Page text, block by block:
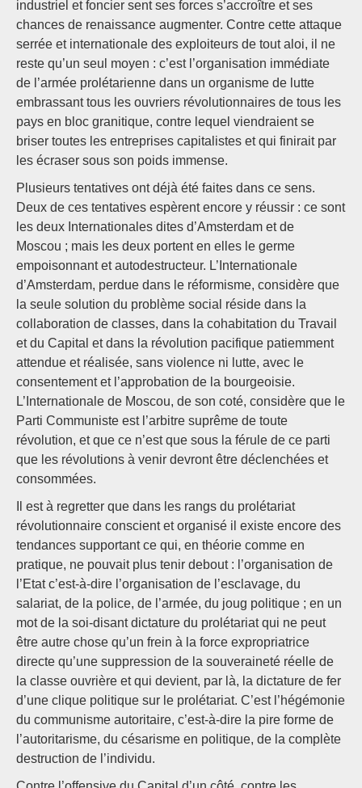
industriel et foncier sent ses forces s’accroître et ses
chances de renaissance augmenter. Contre cette attaque
serrée et internationale des exploiteurs de tout aloi, il ne
reste qu’un seul moyen : c’est l’organisation immédiate
de l’armée prolétarienne dans un organisme de lutte
embrassant tous les ouvriers révolutionnaires de tous les
pays en bloc granitique, contre lequel viendraient se
briser toutes les entreprises capitalistes et qui finirait par
les écraser sous son poids immense.
Plusieurs tentatives ont déjà été faites dans ce sens.
Deux de ces tentatives espèrent encore y réussir : ce sont
les deux Internationales dites d’Amsterdam et de
Moscou ; mais les deux portent en elles le germe
empoisonnant et autodestructeur. L’Internationale
d’Amsterdam, perdue dans le réformisme, considère que
la seule solution du problème social réside dans la
collaboration de classes, dans la cohabitation du Travail
et du Capital et dans la révolution pacifique patiemment
attendue et réalisée, sans violence ni lutte, avec le
consentement et l’approbation de la bourgeoisie.
L’Internationale de Moscou, de son coté, considère que le
Parti Communiste est l’arbitre suprême de toute
révolution, et que ce n’est que sous la férule de ce parti
que les révolutions à venir devront être déclenchées et
consommées.
Il est à regretter que dans les rangs du prolétariat
révolutionnaire conscient et organisé il existe encore des
tendances supportant ce qui, en théorie comme en
pratique, ne pouvait plus tenir debout : l’organisation de
l’Etat c’est-à-dire l’organisation de l’esclavage, du
salariat, de la police, de l’armée, du joug politique ; en un
mot de la soi-disant dictature du prolétariat qui ne peut
être autre chose qu’un frein à la force expropriatrice
directe qu’une suppression de la souveraineté réelle de
la classe ouvrière et qui devient, par là, la dictature de fer
d’une clique politique sur le prolétariat. C’est l’hégémonie
du communisme autoritaire, c’est-à-dire la pire forme de
l’autoritarisme, du césarisme en politique, de la complète
destruction de l’individu.